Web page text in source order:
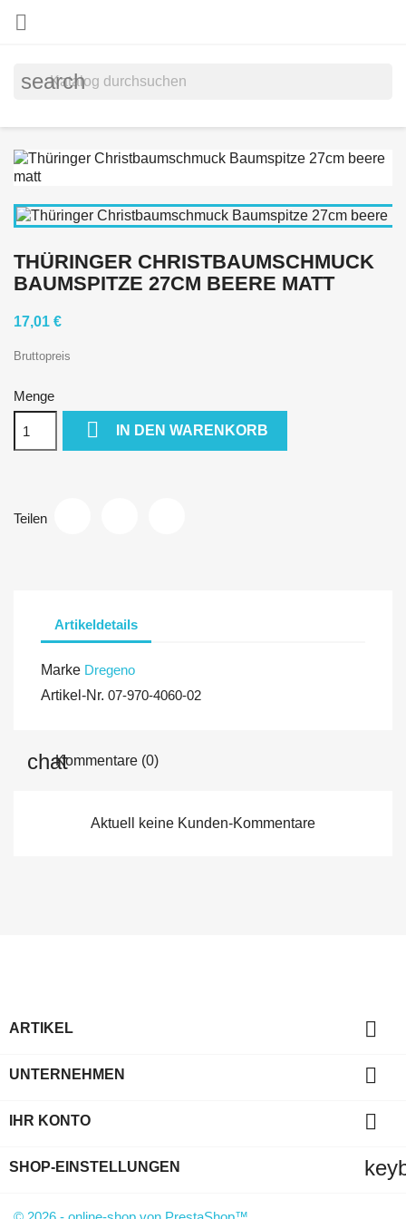

search
THÜRINGER CHRISTBAUMSCHMUCK
BAUMSPITZE 27CM BEERE MATT
17,01 €
Bruttopreis
Menge
 IN DEN WARENKORB
Teilen
Artikeldetails
Marke Dregeno
Artikel-Nr. 07-970-4060-02
Kommentare (0)
Aktuell keine Kunden-Kommentare
ARTIKEL 
UNTERNEHMEN 
IHR KONTO 
SHOP-EINSTELLUNGEN